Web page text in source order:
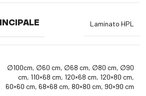
Laminato HPL
∅100cm, ∅60 cm, ∅68 cm, ∅80 cm, ∅90
cm, 110×68 cm, 120×68 cm, 120×80 cm,
60×60 cm, 68×68 cm, 80×80 cm, 90×90 cm